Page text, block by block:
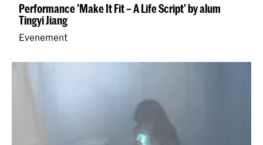
Performance 'Make It Fit – A Life Script' by alum
Tingyi Jiang
Evenement